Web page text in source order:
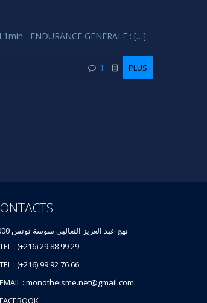
ENDURANCE GENERALE : […]
1 PLUS
نهج عبد العزيز الثعالبي سوسة تونس 4000
TEL : (+216) 29 88 99 29
TEL : (+216) 99 92 76 66
EMAIL : monotheisme.net@gmail.com
FACEBOOK